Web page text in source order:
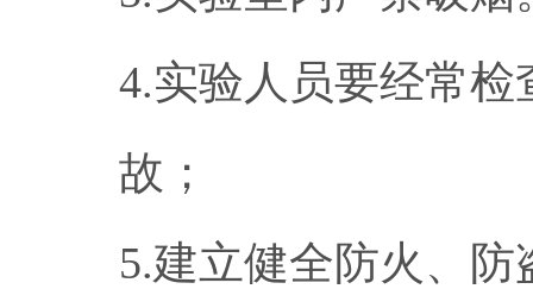
4.实验人员要经常
故；
5.建立健全防火、